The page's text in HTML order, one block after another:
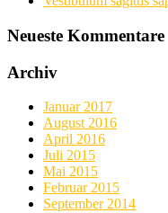
Neueste Kommentare
Archiv
Januar 2017
August 2016
April 2016
Juli 2015
Mai 2015
Februar 2015
September 2014